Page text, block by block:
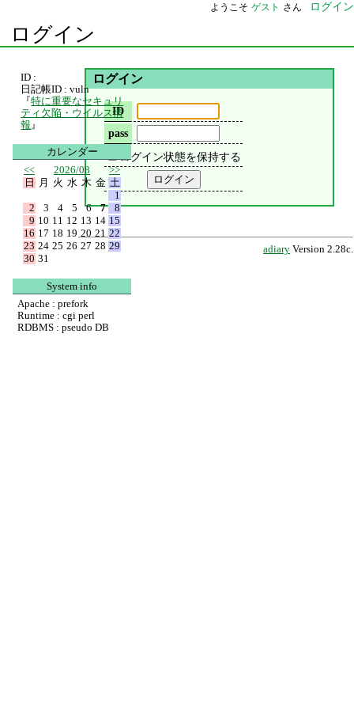
ようこそ ゲスト さん ログイン
ログイン
ログイン
ID
pass
ログイン状態を保持する
adiary Version 2.28c.
ID :
日記帳ID : vuln
『特に重要なセキュリ
ティ欠陥・ウイルス情
報 』
カレンダー
<<
2026/08
>>
日
月 火 水 木 金 土
1
2
3 4 5 6 7
8
9 10 11 12 13 14 15
16 17 18 19 20 21 22
23 24 25 26 27 28 29
30 31
System info
Apache : prefork
Runtime : cgi perl
RDBMS : pseudo DB